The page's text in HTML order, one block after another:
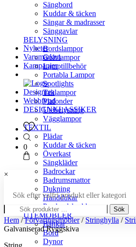
Sängbord
Kuddar & täcken
Sängar & madrasser
Sänggavlar
BELYSNING
Bordslampor
Golvlampor
Lamptillbehör
Portabla Lampor
Spotlights
Taklampor
Plafonder
Utebelysning
Vägglampor
TEXTIL
Plädar
Kuddar & täcken
Överkast
Sängkläder
Badrockar
Badrumsmattor
Dukning
Handdukar
Prydnadskuddar
UTEMÖBLER
Bänkar
Bord
Dynor
Nyheter
Varumärken
Kampanjer
Designrea
Webbfynd
DESIGNKLASSIKER
0
×
Sök efter valfri produkt eller kategori
Sök
efter:
Sök
Hem /Förvaringsmöbler/ Stringhylla /
Galvaniserad Ryggskiva
String